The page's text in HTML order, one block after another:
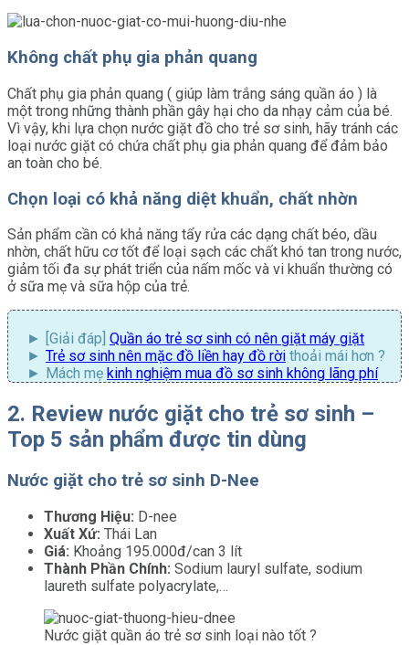
Không chất phụ gia phản quang
Chất phụ gia phản quang ( giúp làm trắng sáng quần áo ) là
một trong những thành phần gây hại cho da nhạy cảm của bé.
Vì vậy, khi lựa chọn nước giặt đồ cho trẻ sơ sinh, hãy tránh các
loại nước giặt có chứa chất phụ gia phản quang để đảm bảo
an toàn cho bé.
Chọn loại có khả năng diệt khuẩn, chất nhờn
Sản phẩm cần có khả năng tẩy rửa các dạng chất béo, dầu
nhờn, chất hữu cơ tốt để loại sạch các chất khó tan trong nước,
giảm tối đa sự phát triển của nấm mốc và vi khuẩn thường có
ở sữa mẹ và sữa hộp của trẻ.
[Giải đáp] Quần áo trẻ sơ sinh có nên giặt máy giặt
Trẻ sơ sinh nên mặc đồ liền hay đồ rời thoải mái hơn ?
Mách mẹ kinh nghiệm mua đồ sơ sinh không lãng phí
2. Review nước giặt cho trẻ sơ sinh –
Top 5 sản phẩm được tin dùng
Nước giặt cho trẻ sơ sinh D-Nee
Thương Hiệu: D-nee
Xuất Xứ: Thái Lan
Giá: Khoảng 195.000đ/can 3 lít
Thành Phần Chính: Sodium lauryl sulfate, sodium
laureth sulfate polyacrylate,…
Nước giặt quần áo trẻ sơ sinh loại nào tốt ?